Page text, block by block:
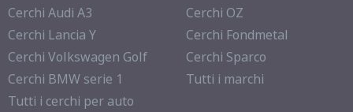
Cerchi Audi A3
Cerchi Lancia Y
Cerchi Volkswagen Golf
Cerchi BMW serie 1
Tutti i cerchi per auto
Cerchi OZ
Cerchi Fondmetal
Cerchi Sparco
Tutti i marchi